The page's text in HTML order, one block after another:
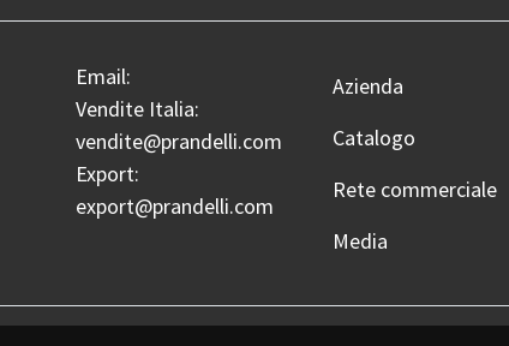
Email:
Vendite Italia:
vendite@prandelli.com
Export:
export@prandelli.com
Azienda
Catalogo
Rete commerciale
Media